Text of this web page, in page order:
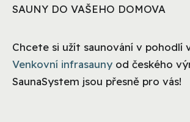
SAUNY DO VAŠEHO DOMOVA
Chcete si užít saunování v pohodlí
Venkovní infrasauny od českého
SaunaSystem jsou přesně pro vás!